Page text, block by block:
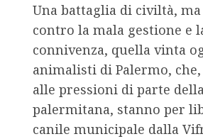
Una battaglia di civiltà,
contro la mala gestione e
connivenza, quella vinta
animalisti di Palermo,
alle pressioni di parte
palermitana, stanno per
canile municipale dalla